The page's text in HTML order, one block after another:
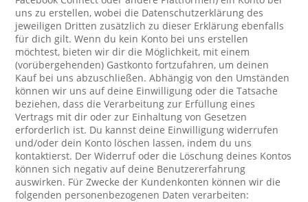
uns zu erstellen, wobei die Datenschutzerklärung des
jeweiligen Dritten zusätzlich zu dieser Erklärung ebenfalls
für dich gilt. Wenn du kein Konto bei uns erstellen
möchtest, bieten wir dir die Möglichkeit, mit einem
(vorübergehenden) Gastkonto fortzufahren, um deinen
Kauf bei uns abzuschließen. Abhängig von den Umständen
können wir uns auf deine Einwilligung oder die Tatsache
beziehen, dass die Verarbeitung zur Erfüllung eines
Vertrags mit dir oder zur Einhaltung von Gesetzen
erforderlich ist. Du kannst deine Einwilligung widerrufen
und/oder dein Konto löschen lassen, indem du uns
kontaktierst. Der Widerruf oder die Löschung deines Kontos
können sich negativ auf deine Benutzererfahrung
auswirken. Für Zwecke der Kundenkonten können wir die
folgenden personenbezogenen Daten verarbeiten: